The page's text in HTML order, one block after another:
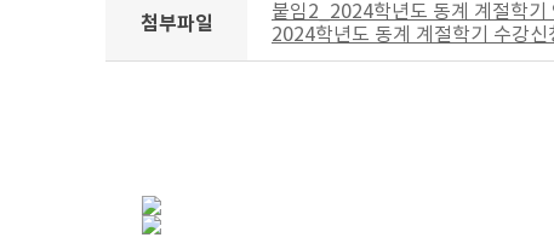
첨부파일 붙임2_2024학년도 동계 계절학
2024학년도 동계 계절학기 수강